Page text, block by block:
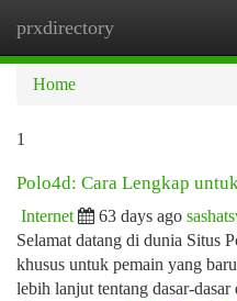
prxdirectory
Home
1
Polo4d: Cara Lengkap
Internet 63 days ago
Selamat datang di dunia Situs
khusus untuk pemain yang
lebih lanjut tentang dasar-